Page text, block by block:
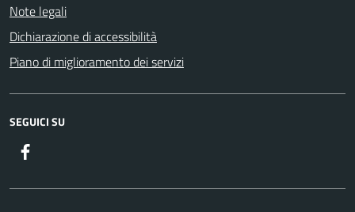
Note legali
Dichiarazione di accessibilità
Piano di miglioramento dei servizi
SEGUICI SU